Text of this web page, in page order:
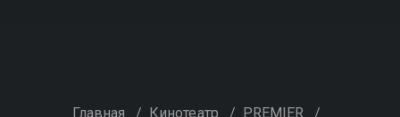
Главная / Кинотеатр / PREMIER /